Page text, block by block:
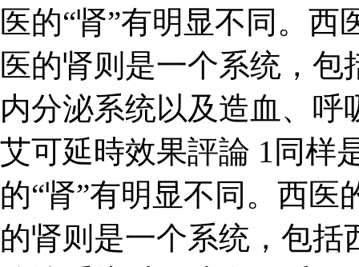
医的“肾”有明显不同。
医的肾则是一个系统，
内分泌系统以及造血、
艾可延時效果評論 1同样
的“肾”有明显不同。西
的肾则是一个系统，包